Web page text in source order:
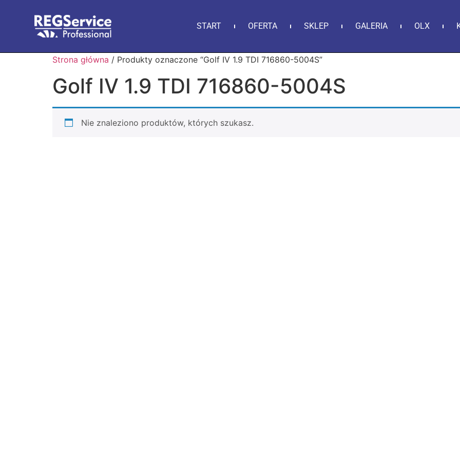
START OFERTA SKLEP GALERIA OLX
Strona główna / Produkty oznaczone “Golf IV 1.9 TDI 716860-5004S”
Golf IV 1.9 TDI 716860-5004S
Nie znaleziono produktów, których szukasz.